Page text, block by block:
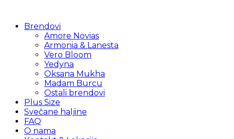
Brendovi
Amore Novias
Armonia & Lanesta
Vero Bloom
Yedyna
Oksana Mukha
Madam Burcu
Ostali brendovi
Plus Size
Svečane haljine
FAQ
O nama